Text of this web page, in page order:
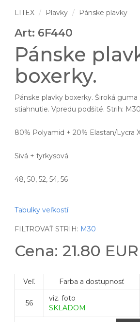
LITEX Plavky Pánske plavky
Art: 6F440
Pánske
boxerky.
Pánske plavky boxerky. Široká guma
stiahnutie. Vpredu podšité. Strih: M30
80% Polyamid + 20% Elastan/Lycra
Sivá + tyrkysová
48, 50, 52, 54, 56
Tabulky veľkostí
FILTROVAŤ STRIH: M30
Cena: 21.80 EUR
Veľ. Farba a dostupnosť
56
viz. foto
SKLADOM